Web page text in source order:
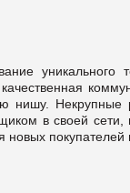
уникального
нишу.
в своей